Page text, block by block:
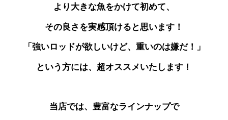
より大きな魚をかけて初めて、
その良さを実感頂けると思います！
「強いロッドが欲しいけど、重いのは嫌だ！」
という方には、超オススメいたします！
当店では、豊富なラインナップで